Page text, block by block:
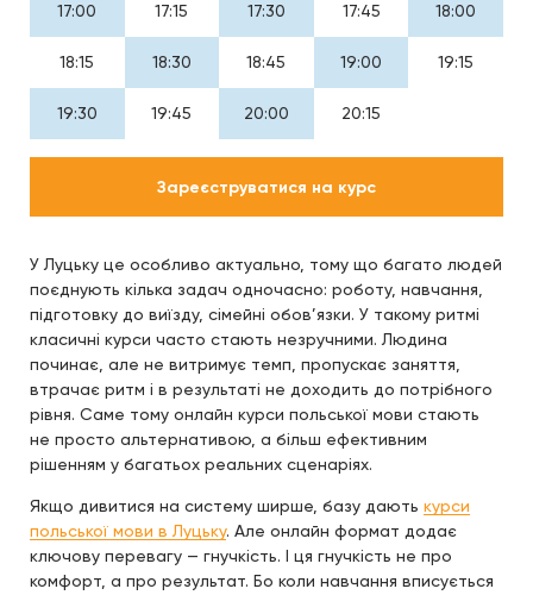
17:00 17:15 17:30 17:45 18:00
18:15 18:30 18:45 19:00 19:15
19:30 19:45 20:00 20:15
Зареєструватися на курс
У Луцьку це особливо актуально, тому що багато людей
поєднують кілька задач одночасно: роботу, навчання,
підготовку до виїзду, сімейні обов’язки. У такому ритмі
класичні курси часто стають незручними. Людина
починає, але не витримує темп, пропускає заняття,
втрачає ритм і в результаті не доходить до потрібного
рівня. Саме тому онлайн курси польської мови стають
не просто альтернативою, а більш ефективним
рішенням у багатьох реальних сценаріях.
Якщо дивитися на систему ширше, базу дають курси
польської мови в Луцьку. Але онлайн формат додає
ключову перевагу — гнучкість. І ця гнучкість не про
комфорт, а про результат. Бо коли навчання вписується